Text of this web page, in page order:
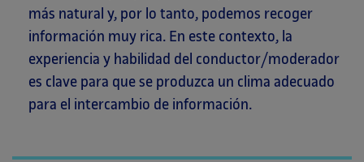
más natural y, por lo tanto, podemos recoger
información muy rica. En este contexto, la
experiencia y habilidad del conductor/moderador
es clave para que se produzca un clima adecuado
para el intercambio de información.